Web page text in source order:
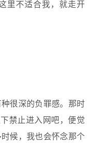
里不适合我，就走开
很深的负罪感。那时
禁止进入网吧，便觉
候，我也会怀念那个